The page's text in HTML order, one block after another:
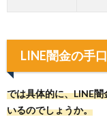
LINE闇金の手口
では具体的に、LINE
いるのでしょうか。